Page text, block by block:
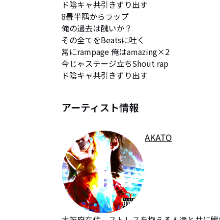
ド陰キャ共引きずり出す
8畳半隅からラップ
俺の過去は醜いか？
その全てをBeatsに吐く
常にrampage 俺はamazing×2
今じゃステージ立ちShout rap
ド陰キャ共引きずり出す
アーティスト情報
AKATO